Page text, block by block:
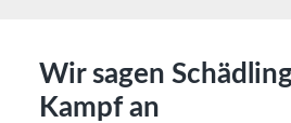
Wir sagen
Kampf an